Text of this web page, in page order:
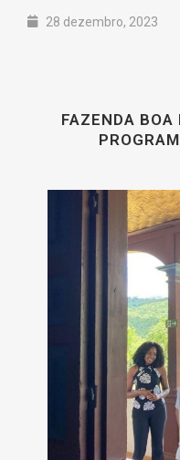
28 dezembro, 2023
FAZENDA BOA